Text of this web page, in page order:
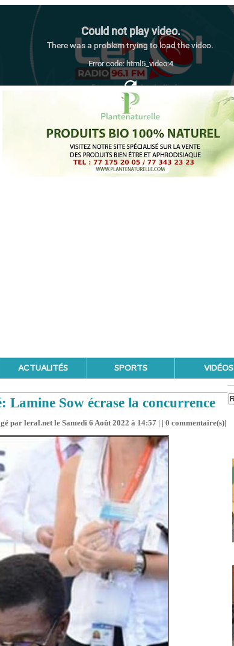
ACTUALITÉS SPORTS VIDÉOS
Lamine Sow écrase la concurrence
par leral.net le Samedi 6 Août 2022 à 14:57 | | 0 commentaire(s)|